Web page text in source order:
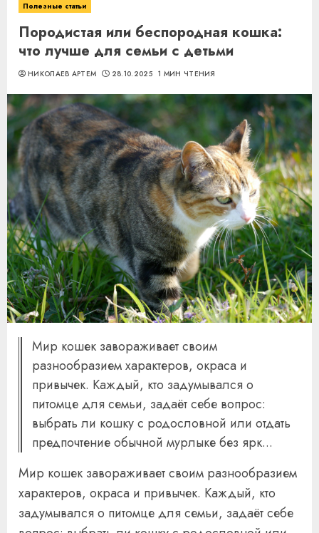
Полезные статьи
Породистая или беспородная кошка:
что лучше для семьи с детьми
НИКОЛАЕВ АРТЕМ 28.10.2025 1 МИН ЧТЕНИЯ
Мир кошек завораживает своим
разнообразием характеров, окраса и
привычек. Каждый, кто задумывался о
питомце для семьи, задаёт себе вопрос:
выбрать ли кошку с родословной или отдать
предпочтение обычной мурлыке без ярк...
Мир кошек завораживает своим разнообразием
характеров, окраса и привычек. Каждый, кто
задумывался о питомце для семьи, задаёт себе